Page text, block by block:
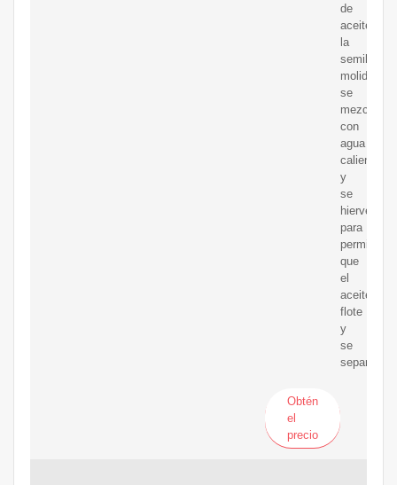
de
aceite,
la
semilla
molida
se
mezcla
con
agua
caliente
y
se
hierve
para
permitir
que
el
aceite
flote
y
se
separe.
Obtén
el
precio